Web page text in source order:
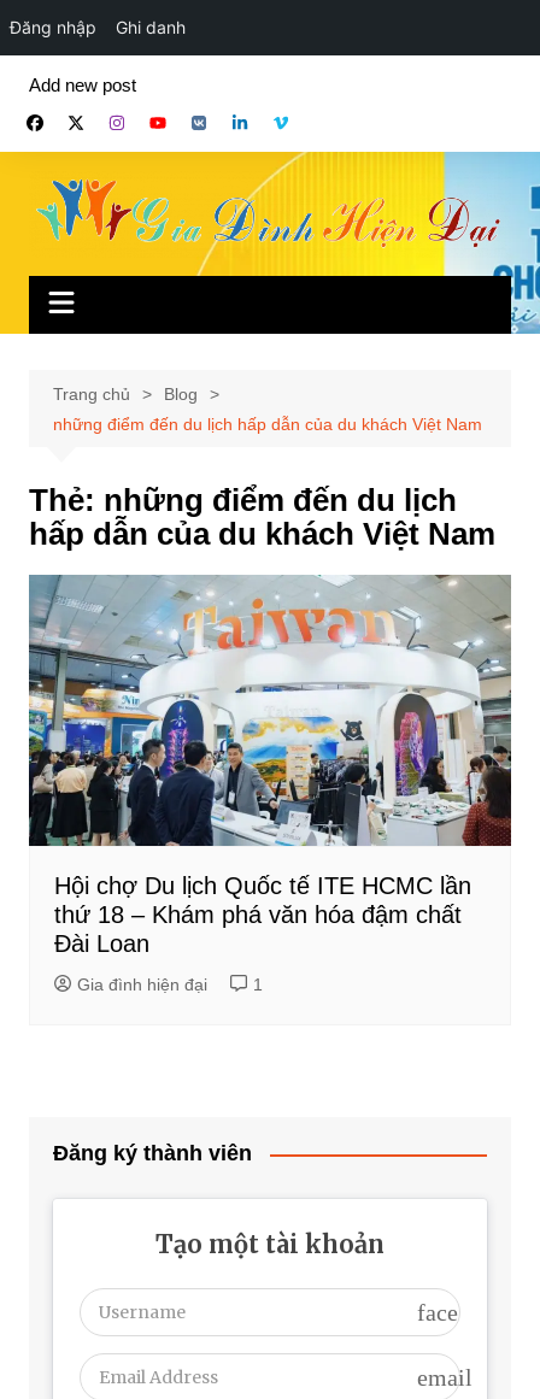
Đăng nhập Ghi danh
phần
Add new post
Trang chủ
Blog
những điểm đến du lịch hấp dẫn của du khách Việt Nam
Thẻ: những điểm đến du lịch
hấp dẫn của du khách Việt Nam
Hội chợ Du lịch Quốc tế ITE HCMC lần
thứ 18 – Khám phá văn hóa đậm chất
Đài Loan
Gia đình hiện đại 1
Đăng ký thành viên
Tạo một tài khoản
face
email